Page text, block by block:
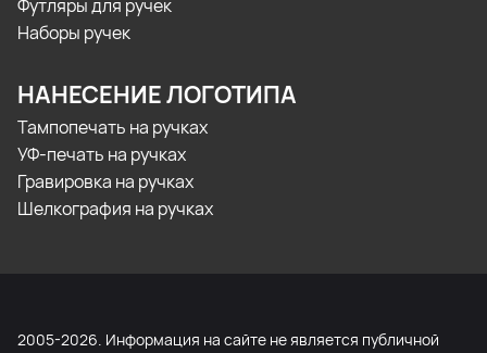
Футляры для ручек
Наборы ручек
НАНЕСЕНИЕ ЛОГОТИПА
Тампопечать на ручках
УФ-печать на ручках
Гравировка на ручках
Шелкография на ручках
2005-2026. Информация на сайте не является публичной